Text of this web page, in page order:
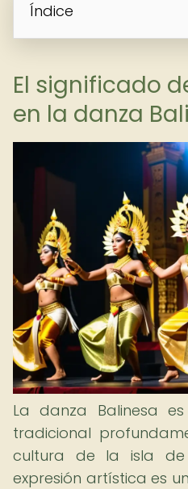
Índice
El significado
en la danza
La danza Balinesa
tradicional
cultura de la isla de
expresión artística es